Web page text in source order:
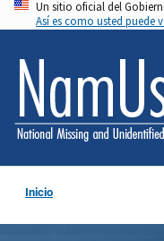
Pasar
al
contenido
principal
Un sitio oficial del
Así es como usted puede
Inicio